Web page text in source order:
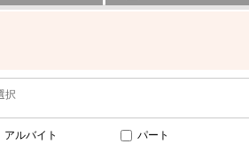
択
アルバイト パート